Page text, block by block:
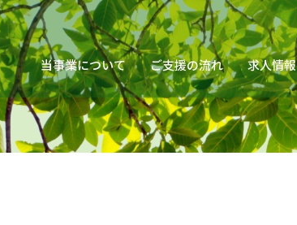
当事業について ご支援の流れ 求人情報